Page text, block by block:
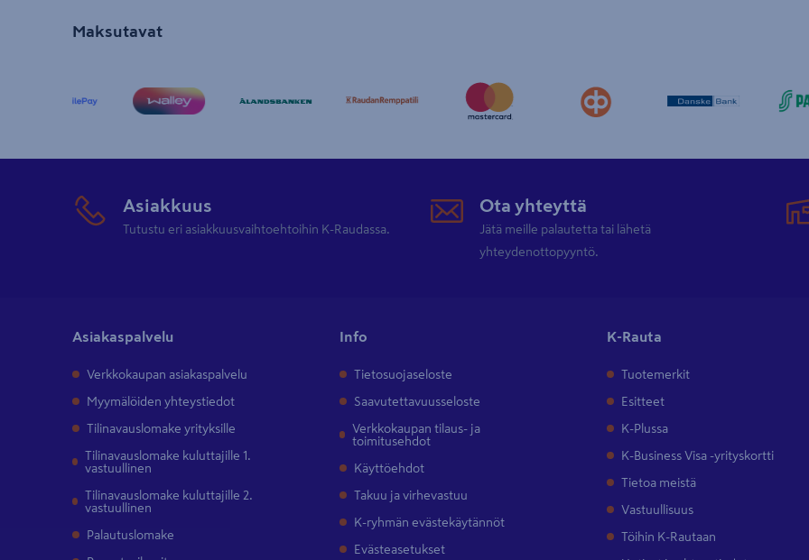
Maksutavat
Asiakkuus
Tutustu eri asiakkuusvaihtoehtoihin K-Raudassa.
Ota yhteyttä
Jätä meille palautetta tai lähetä
yhteydenottopyyntö.
Asiakaspalvelu
Verkkokaupan asiakaspalvelu
Myymälöiden yhteystiedot
Tilinavauslomake yrityksille
Tilinavauslomake kuluttajille 1.
vastuullinen
Tilinavauslomake kuluttajille 2.
vastuullinen
Palautuslomake
Info
Tietosuojaseloste
Saavutettavuusseloste
Verkkokaupan tilaus- ja
toimitusehdot
Käyttöehdot
Takuu ja virhevastuu
K-ryhmän evästekäytännöt
Evästeasetukset
K-Rauta
Tuotemerkit
Esitteet
K-Plussa
K-Business Visa -yrityskortti
Tietoa meistä
Vastuullisuus
Töihin K-Rautaan